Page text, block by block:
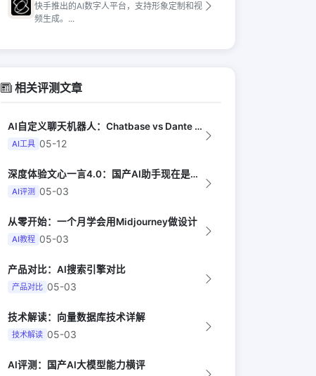
快手推出的AI数字人平台，支持形象定制和视
频生成。...
相关评测文章
AI自定义聊天机器人：Chatbase vs Dante vs CustomGP...
AI工具 05-12
深度体验文心一言4.0：国产AI助手现在是什么水平？
AI评测 05-03
从零开始：一个月学会用Midjourney做设计
AI教程 05-03
产品对比：AI搜索引擎对比
产品对比 05-03
技术解读：向量数据库技术详解
技术解读 05-03
AI评测：国产AI大模型能力横评